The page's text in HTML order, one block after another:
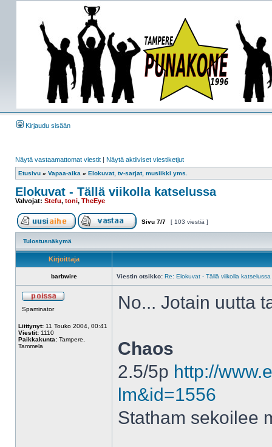
Kirjaudu sisään
Näytä vastaamattomat viestit | Näytä aktiiviset viestiketjut
Etusivu » Vapaa-aika » Elokuvat, tv-sarjat, musiikki yms.
Elokuvat - Tällä viikolla katselussa
Valvojat: Stefu, toni, TheEye
Sivu 7/7 [ 103 viestiä ]
Tulostusnäkymä
Kirjoittaja
barbwire Viestin otsikko: Re: Elokuvat - Tällä viikolla katselussa
Spaminator
Liittynyt: 11 Touko 2004, 00:41
Viestit: 1110
Paikkakunta: Tampere,
Tammela
No... Jotain uutta
Chaos
2.5/5p http://
lm&id=1556
Statham sekoilee